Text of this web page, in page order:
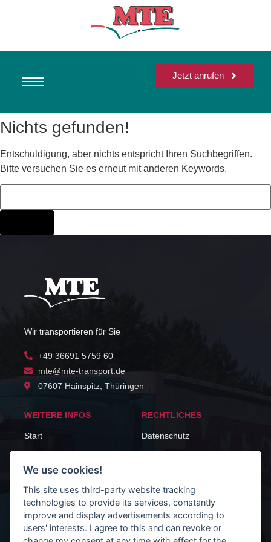
Jetzt anrufen
Nichts gefunden!
Entschuldigung, aber nichts entspricht Ihren Suchbegriffen.
Bitte versuchen Sie es erneut mit anderen Keywords.
Wir transportieren für Sie
+49 36691 5759 60
mte@mte-transport.de
07607 Hainspitz, Thüringen
WEITERE INFOS
Start
Fuhrpark
RECHTLICHES
Datenschutz
GESCHÄFTSZEITEN
Mo-Do 09:00-17:00
Fr 09:00-15:00
We use cookies!
This site uses third-party website tracking
technologies to provide its services, constantly
improve and display advertisements according to
users' interests. I agree to this and can revoke or